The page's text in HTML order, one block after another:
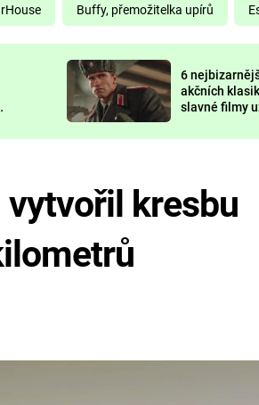
DELIVERANCE
Buffy, přemožitelka upírů
6
akčních
slavné filmy
kresbu